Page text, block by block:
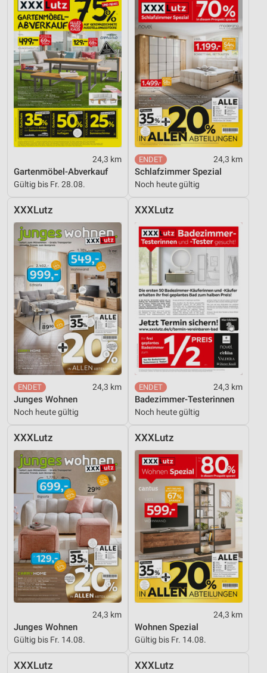
24,3 km
Gartenmöbel-Abverkauf
Gültig bis Fr. 28.08.
24,3 km
Schlafzimmer Spezial
Noch heute gültig
XXXLutz
24,3 km
Junges Wohnen
Noch heute gültig
XXXLutz
24,3 km
Badezimmer-Testerinnen
Noch heute gültig
XXXLutz
24,3 km
Junges Wohnen
Gültig bis Fr. 14.08.
XXXLutz
24,3 km
Wohnen Spezial
Gültig bis Fr. 14.08.
XXXLutz XXXLutz